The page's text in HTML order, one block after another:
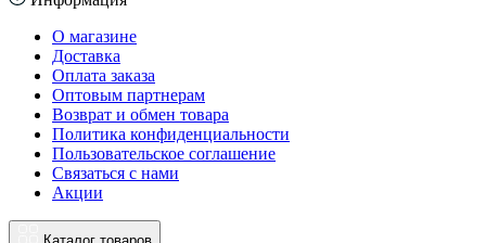
О магазине
Доставка
Оплата заказа
Оптовым партнерам
Возврат и обмен товара
Политика конфиденциальности
Пользовательское соглашение
Связаться с нами
Акции